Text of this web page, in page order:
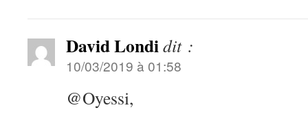
David Londidit :
10/03/2019 à 01:58
@Oyessi,